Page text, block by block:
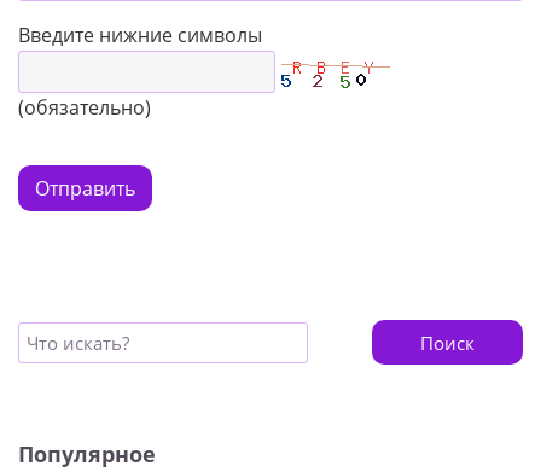
Поиск
Популярное
Введите нижние символы
(обязательно)
Отправить